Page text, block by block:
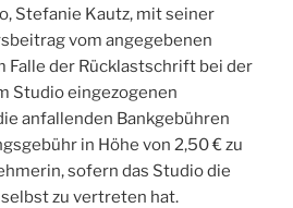
Stefanie Kautz, mit seiner
vom angegebenen
Falle der Rücklastschrift bei der
Studio eingezogenen
anfallenden Bankgebühren
in Höhe von 2,50 € zu
sofern das Studio die
zu vertreten hat.